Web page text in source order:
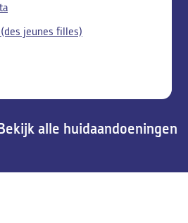
jeunes filles)
alle huidaandoeningen